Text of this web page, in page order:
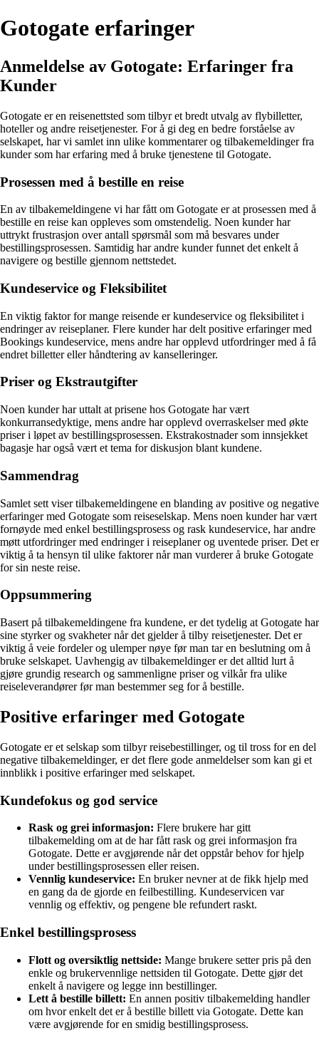
Gotogate erfaringer
Anmeldelse av Gotogate: Erfaringer fra
Kunder
Gotogate er en reisenettsted som tilbyr et bredt utvalg av flybilletter,
hoteller og andre reisetjenester. For å gi deg en bedre forståelse av
selskapet, har vi samlet inn ulike kommentarer og tilbakemeldinger fra
kunder som har erfaring med å bruke tjenestene til Gotogate.
Prosessen med å bestille en reise
En av tilbakemeldingene vi har fått om Gotogate er at prosessen med å
bestille en reise kan oppleves som omstendelig. Noen kunder har
uttrykt frustrasjon over antall spørsmål som må besvares under
bestillingsprosessen. Samtidig har andre kunder funnet det enkelt å
navigere og bestille gjennom nettstedet.
Kundeservice og Fleksibilitet
En viktig faktor for mange reisende er kundeservice og fleksibilitet i
endringer av reiseplaner. Flere kunder har delt positive erfaringer med
Bookings kundeservice, mens andre har opplevd utfordringer med å få
endret billetter eller håndtering av kanselleringer.
Priser og Ekstrautgifter
Noen kunder har uttalt at prisene hos Gotogate har vært
konkurransedyktige, mens andre har opplevd overraskelser med økte
priser i løpet av bestillingsprosessen. Ekstrakostnader som innsjekket
bagasje har også vært et tema for diskusjon blant kundene.
Sammendrag
Samlet sett viser tilbakemeldingene en blanding av positive og negative
erfaringer med Gotogate som reiseselskap. Mens noen kunder har vært
fornøyde med enkel bestillingsprosess og rask kundeservice, har andre
møtt utfordringer med endringer i reiseplaner og uventede priser. Det er
viktig å ta hensyn til ulike faktorer når man vurderer å bruke Gotogate
for sin neste reise.
Oppsummering
Basert på tilbakemeldingene fra kundene, er det tydelig at Gotogate har
sine styrker og svakheter når det gjelder å tilby reisetjenester. Det er
viktig å veie fordeler og ulemper nøye før man tar en beslutning om å
bruke selskapet. Uavhengig av tilbakemeldinger er det alltid lurt å
gjøre grundig research og sammenligne priser og vilkår fra ulike
reiseleverandører før man bestemmer seg for å bestille.
Positive erfaringer med Gotogate
Gotogate er et selskap som tilbyr reisebestillinger, og til tross for en del
negative tilbakemeldinger, er det flere gode anmeldelser som kan gi et
innblikk i positive erfaringer med selskapet.
Kundefokus og god service
Rask og grei informasjon: Flere brukere har gitt
tilbakemelding om at de har fått rask og grei informasjon fra
Gotogate. Dette er avgjørende når det oppstår behov for hjelp
under bestillingsprosessen eller reisen.
Vennlig kundeservice: En bruker nevner at de fikk hjelp med
en gang da de gjorde en feilbestilling. Kundeservicen var
vennlig og effektiv, og pengene ble refundert raskt.
Enkel bestillingsprosess
Flott og oversiktlig nettside: Mange brukere setter pris på den
enkle og brukervennlige nettsiden til Gotogate. Dette gjør det
enkelt å navigere og legge inn bestillinger.
Lett å bestille billett: En annen positiv tilbakemelding handler
om hvor enkelt det er å bestille billett via Gotogate. Dette kan
være avgjørende for en smidig bestillingsprosess.